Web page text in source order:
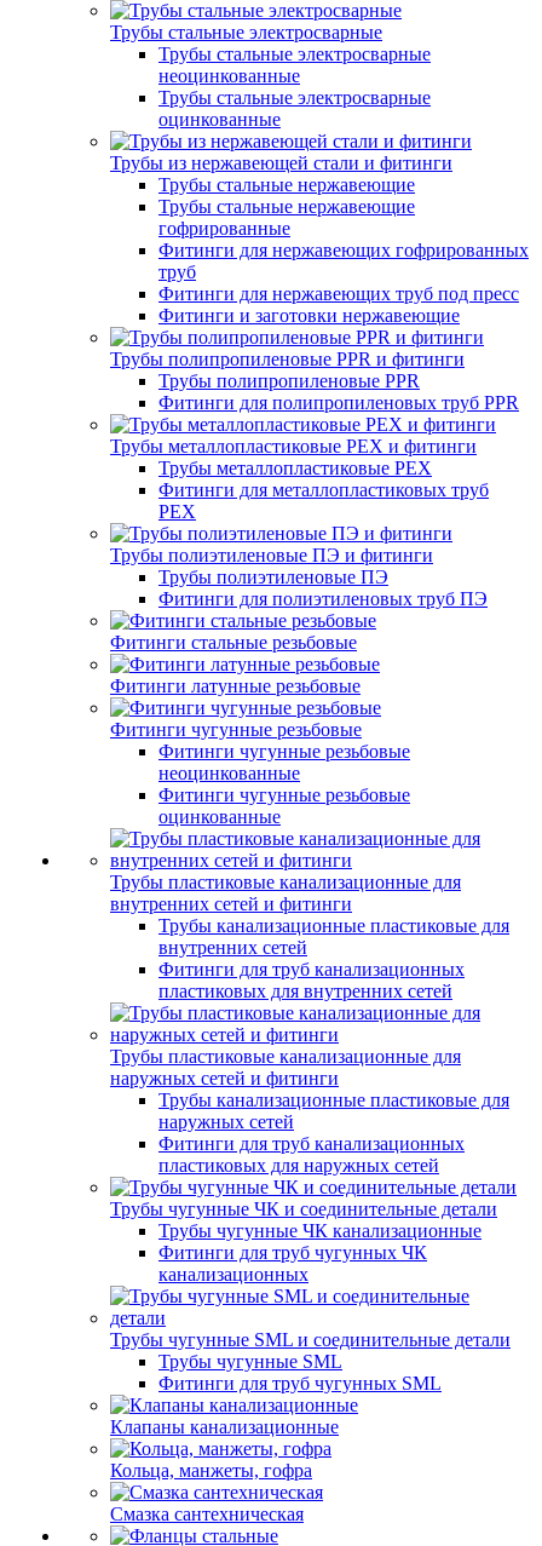
Трубы стальные электросварные
Трубы стальные электросварные
неоцинкованные
Трубы стальные электросварные
оцинкованные
Трубы из нержавеющей стали и фитинги
Трубы стальные нержавеющие
Трубы стальные нержавеющие
гофрированные
Фитинги для нержавеющих гофрированных
труб
Фитинги для нержавеющих труб под пресс
Фитинги и заготовки нержавеющие
Трубы полипропиленовые PPR и фитинги
Трубы полипропиленовые PPR
Фитинги для полипропиленовых труб PPR
Трубы металлопластиковые PEX и фитинги
Трубы металлопластиковые PEX
Фитинги для металлопластиковых труб
PEX
Трубы полиэтиленовые ПЭ и фитинги
Трубы полиэтиленовые ПЭ
Фитинги для полиэтиленовых труб ПЭ
Фитинги стальные резьбовые
Фитинги латунные резьбовые
Фитинги чугунные резьбовые
Фитинги чугунные резьбовые
неоцинкованные
Фитинги чугунные резьбовые
оцинкованные
Трубы пластиковые канализационные для
внутренних сетей и фитинги
Трубы канализационные пластиковые для
внутренних сетей
Фитинги для труб канализационных
пластиковых для внутренних сетей
Трубы пластиковые канализационные для
наружных сетей и фитинги
Трубы канализационные пластиковые для
наружных сетей
Фитинги для труб канализационных
пластиковых для наружных сетей
Трубы чугунные ЧК и соединительные детали
Трубы чугунные ЧК канализационные
Фитинги для труб чугунных ЧК
канализационных
Трубы чугунные SML и соединительные детали
Трубы чугунные SML
Фитинги для труб чугунных SML
Клапаны канализационные
Кольца, манжеты, гофра
Смазка сантехническая